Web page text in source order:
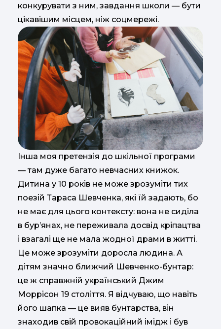
конкурувати з ним, завдання школи — бути
цікавішим місцем, ніж соцмережі.
Інша моя претензія до шкільної програми
— там дуже багато невчасних книжок.
Дитина у 10 років не може зрозуміти тих
поезій Тараса Шевченка, які їй задають, бо
не має для цього контексту: вона не сиділа
в бур’янах, не переживала досвід кріпацтва
і взагалі ще не мала жодної драми в житті.
Це може зрозуміти доросла людина. А
дітям значно ближчий Шевченко-бунтар:
це ж справжній український Джим
Моррісон 19 століття. Я відчуваю, що навіть
його шапка — це вияв бунтарства, він
знаходив свій провокаційний імідж і був